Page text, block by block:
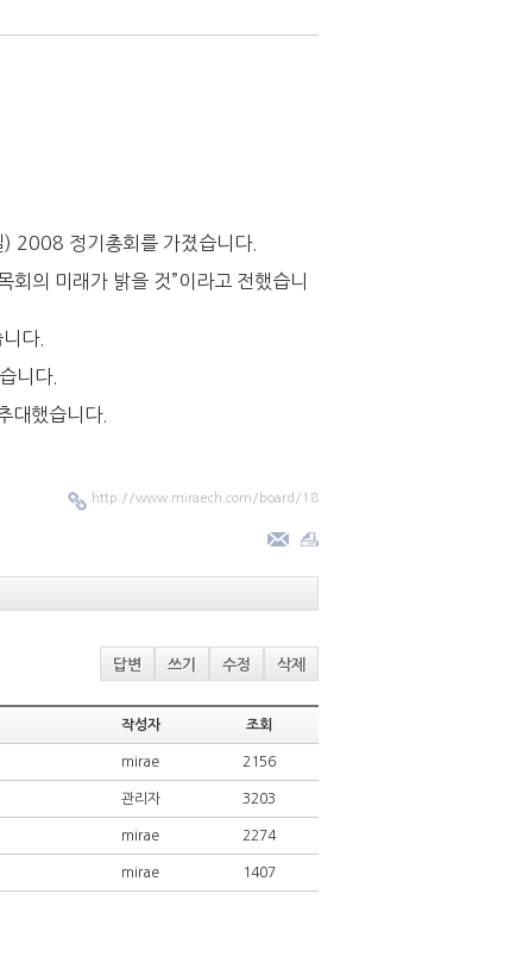
2008 정기총회를 가졌습니다.
의 미래가 밝을 것”이라고 전했습니
다.
니다.
대했습니다.
http://www.miraech.com/board/18
답변 쓰기 수정 삭제
작성자 조회
mirae 2156
관리자 3203
mirae 2274
mirae 1407